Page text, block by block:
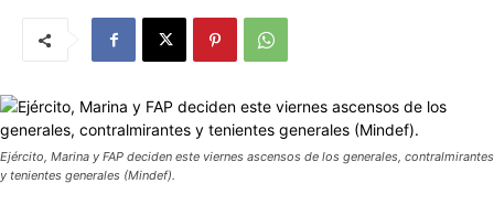
Ejército, Marina y FAP deciden este viernes ascensos de los generales, contralmirantes
y tenientes generales (Mindef).